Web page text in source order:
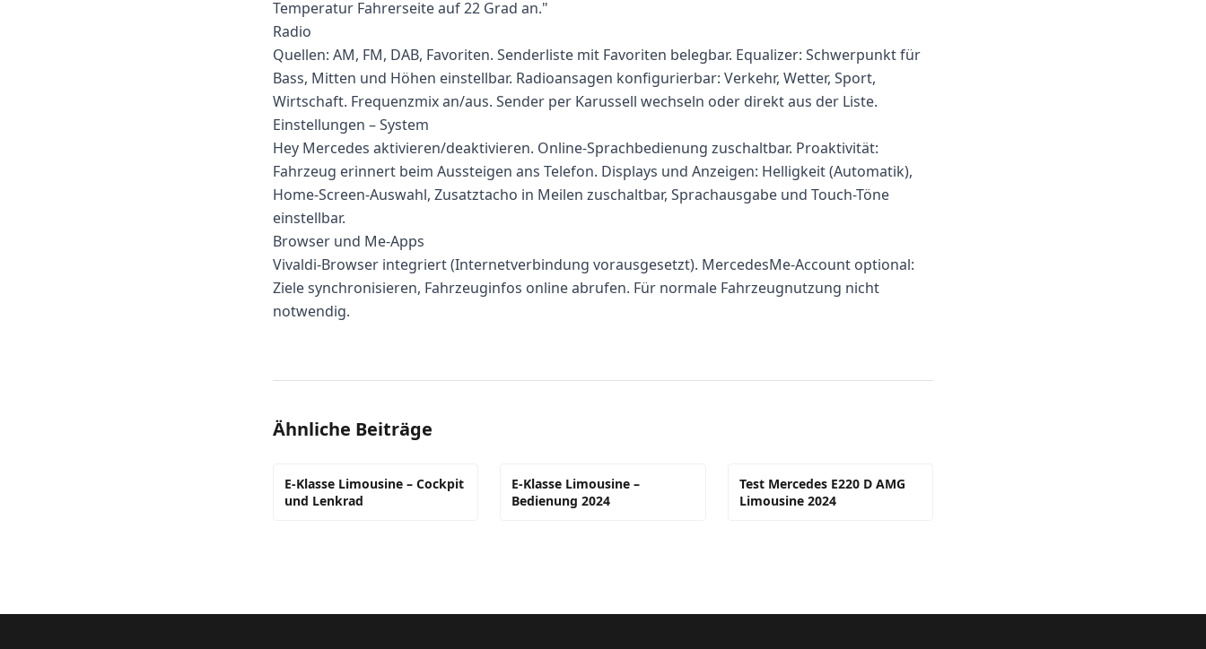
Temperatur Fahrerseite auf 22 Grad an."
Radio
Quellen: AM, FM, DAB, Favoriten. Senderliste mit Favoriten belegbar. Equalizer: Schwerpunkt für
Bass, Mitten und Höhen einstellbar. Radioansagen konfigurierbar: Verkehr, Wetter, Sport,
Wirtschaft. Frequenzmix an/aus. Sender per Karussell wechseln oder direkt aus der Liste.
Einstellungen – System
Hey Mercedes aktivieren/deaktivieren. Online-Sprachbedienung zuschaltbar. Proaktivität:
Fahrzeug erinnert beim Aussteigen ans Telefon. Displays und Anzeigen: Helligkeit (Automatik),
Home-Screen-Auswahl, Zusatztacho in Meilen zuschaltbar, Sprachausgabe und Touch-Töne
einstellbar.
Browser und Me-Apps
Vivaldi-Browser integriert (Internetverbindung vorausgesetzt). MercedesMe-Account optional:
Ziele synchronisieren, Fahrzeuginfos online abrufen. Für normale Fahrzeugnutzung nicht
notwendig.
Ähnliche Beiträge
E-Klasse Limousine – Cockpit
und Lenkrad
E-Klasse Limousine –
Bedienung 2024
Test Mercedes E220 D AMG
Limousine 2024